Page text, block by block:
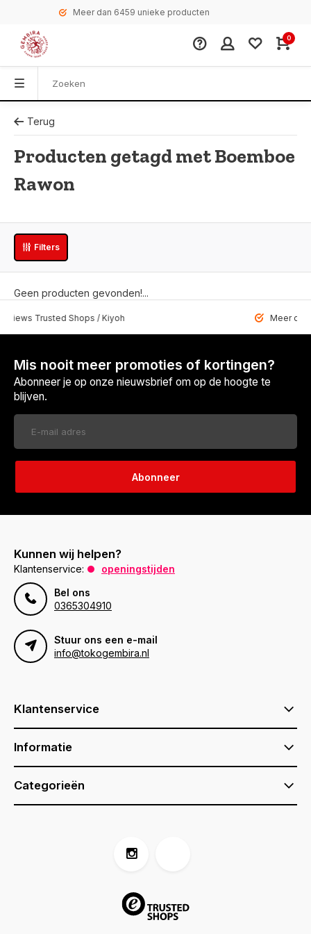
Meer dan 6459 unieke producten
0
Terug
Producten getagd met Boemboe
Rawon
Filters
Geen producten gevonden!...
Shops / Kiyoh Meer dan 6459
Mis nooit meer promoties of kortingen?
Abonneer je op onze nieuwsbrief om op de hoogte te
blijven.
Abonneer
Kunnen wij helpen?
Klantenservice:
openingstijden
Bel ons
0365304910
Stuur ons een e-mail
info@tokogembira.nl
Klantenservice
Informatie
Categorieën